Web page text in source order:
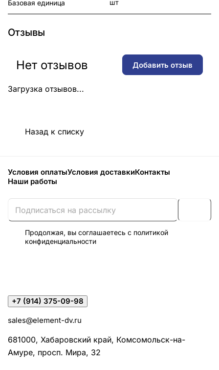
Базовая единица шт
Отзывы
Загрузка отзывов...
Нет отзывов Добавить отзыв
Назад к списку
Условия оплатыУсловия доставкиКонтакты
Наши работы
Продолжая, вы соглашаетесь с политикой
конфиденциальности
+7 (914) 375-09-98
sales@element-dv.ru
681000, Хабаровский край, Комсомольск-на-
Амуре, просп. Мира, 32